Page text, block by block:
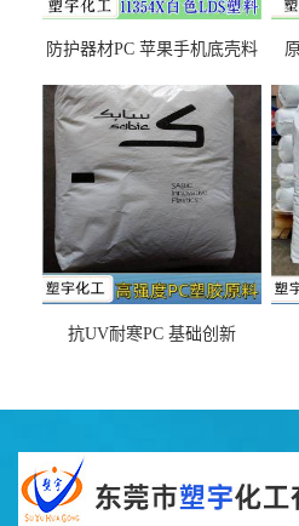
防护器材PC 苹果手机底壳料
之忧
抗UV耐寒PC 基础创新